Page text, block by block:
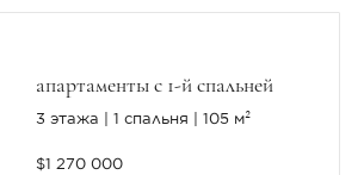
апартаменты с 1-й спальней
3 этажа 1 спальня 105 м²
$1 270 000